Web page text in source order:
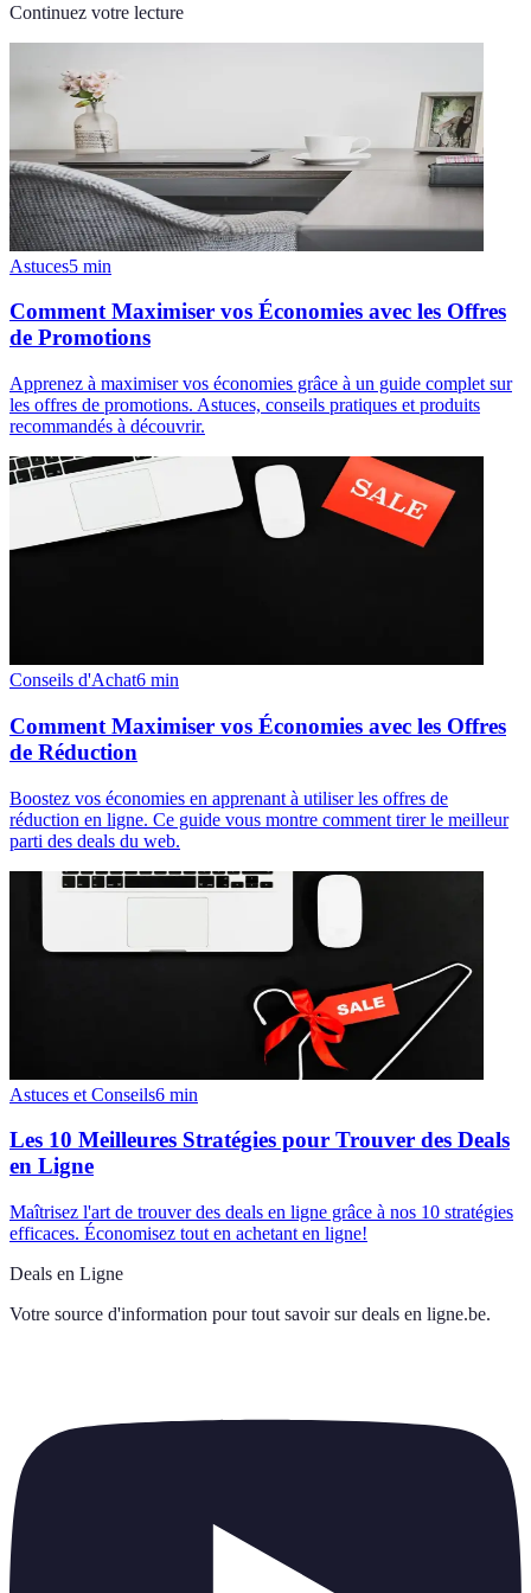
Continuez votre lecture
Astuces5 min
Comment Maximiser vos Économies avec les Offres
de Promotions
Apprenez à maximiser vos économies grâce à un guide complet sur
les offres de promotions. Astuces, conseils pratiques et produits
recommandés à découvrir.
Conseils d'Achat6 min
Comment Maximiser vos Économies avec les Offres
de Réduction
Boostez vos économies en apprenant à utiliser les offres de
réduction en ligne. Ce guide vous montre comment tirer le meilleur
parti des deals du web.
Astuces et Conseils6 min
Les 10 Meilleures Stratégies pour Trouver des Deals
en Ligne
Maîtrisez l'art de trouver des deals en ligne grâce à nos 10 stratégies
efficaces. Économisez tout en achetant en ligne!
Deals en Ligne
Votre source d'information pour tout savoir sur deals en ligne.be.